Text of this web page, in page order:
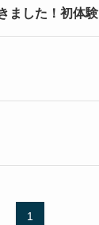
ました！初体験
1